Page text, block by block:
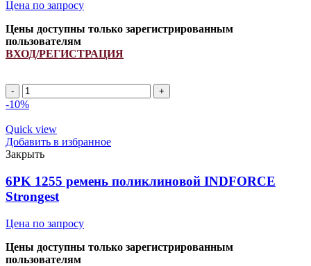
Цена по запросу
Цены доступны только зарегистрированным
пользователям
ВХОД/РЕГИСТРАЦИЯ
Количество
товара
1829/
3289448/
3103698/
87699094
ремень
поликлиновой
INDFORCE
-10%
Quick view
Добавить в избранное
Закрыть
6PK 1255 ремень поликлиновой INDFORCE
Strongest
Цена по запросу
Цены доступны только зарегистрированным
пользователям